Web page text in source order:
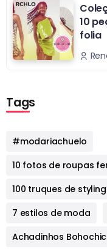
10
folia
Tags
#modariachuelo
10 fotos de roupas
100 truques de styling
7 estilos de moda
Achadinhos Bohochic